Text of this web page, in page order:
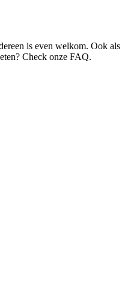
is even welkom. Ook als
Check onze FAQ.